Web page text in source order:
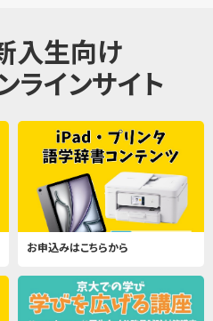
入生向け
ラインサイト
お申込みはこちらから